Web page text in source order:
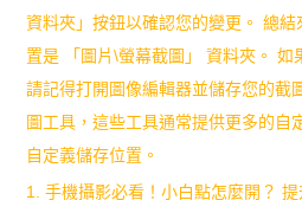
資料夾」按鈕以確認您的變更。 總
置是 「圖片\螢幕截圖」 資料夾。 如
請記得打開圖像編輯器並儲存您的截
圖工具，這些工具通常提供更多的自
自定義儲存位置。
1. 手機攝影必看！小白點怎麼開？